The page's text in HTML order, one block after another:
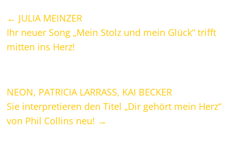
← JULIA MEINZER
Ihr neuer Song „Mein Stolz und mein Glück“ trifft
mitten ins Herz!
NEON, PATRICIA LARRASS, KAI BECKER
Sie interpretieren den Titel „Dir gehört mein Herz“
von Phil Collins neu! →